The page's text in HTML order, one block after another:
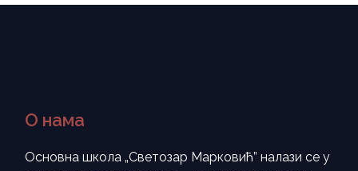
О нама
Основна школа „Светозар Марковић” налази се у